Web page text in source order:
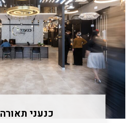
כנעני תאורה